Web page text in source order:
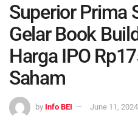
Superior Prima
Gelar Book
Harga IPO
Saham
by Info BEI June 11, 2024